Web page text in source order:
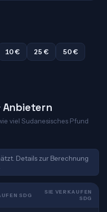
10 € 25 €
50 €
Anbietern
viel Sudanesisches Pfund
Details zur Berechnung
SDG
SIE VERKAUFEN
SDG